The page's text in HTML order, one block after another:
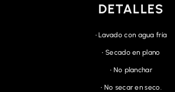
DETALLES
• Lavado con agua fría
• Secado en plano
• No planchar
• No secar en seco.